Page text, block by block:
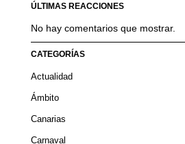
ÚLTIMAS REACCIONES
No hay comentarios que mostrar.
CATEGORÍAS
Actualidad
Ámbito
Canarias
Carnaval